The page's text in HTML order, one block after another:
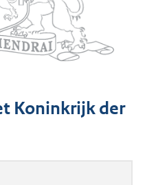
Koninkrijk der